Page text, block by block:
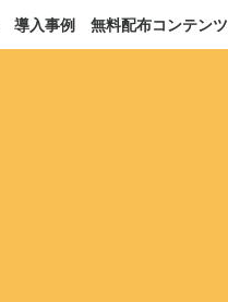
導入事例 無料配布コンテンツ